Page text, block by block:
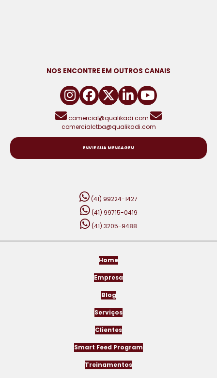
NOS ENCONTRE EM OUTROS CANAIS
comercial@qualikadi.com
comercialctba@qualikadi.com
ENVIE SUA MENSAGEM
(41) 99224-1427
(41) 99715-0419
(41) 3205-9488
Home
Empresa
Blog
Serviços
Clientes
Smart Feed Program
Treinamentos